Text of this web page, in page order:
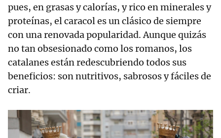
pues, en grasas y calorías, y rico en minerales y
proteínas, el caracol es un clásico de siempre
con una renovada popularidad. Aunque quizás
no tan obsesionado como los romanos, los
catalanes están redescubriendo todos sus
beneficios: son nutritivos, sabrosos y fáciles de
criar.